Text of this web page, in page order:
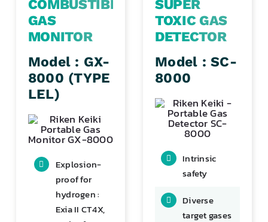
COMBUSTIBLE
GAS
MONITOR
Model : GX-
8000 (TYPE
LEL)
Explosion-
proof for
hydrogen :
Exia II CT4X,
SUPER
TOXIC GAS
DETECTOR
Model : SC-
8000
Intrinsic
safety
Diverse
target gases